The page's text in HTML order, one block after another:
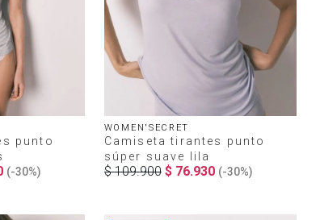
punto
(-30%)
WOMEN'SECRET
Camiseta tirantes punto
súper suave lila
$ 109.900 $ 76.930 (-30%)